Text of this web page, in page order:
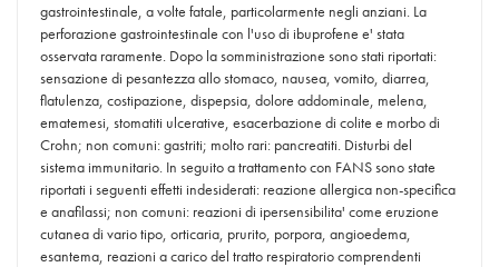
gastrointestinale, a volte fatale, particolarmente negli anziani. La
perforazione gastrointestinale con l'uso di ibuprofene e' stata
osservata raramente. Dopo la somministrazione sono stati riportati:
sensazione di pesantezza allo stomaco, nausea, vomito, diarrea,
flatulenza, costipazione, dispepsia, dolore addominale, melena,
ematemesi, stomatiti ulcerative, esacerbazione di colite e morbo di
Crohn; non comuni: gastriti; molto rari: pancreatiti. Disturbi del
sistema immunitario. In seguito a trattamento con FANS sono state
riportati i seguenti effetti indesiderati: reazione allergica non-specifica
e anafilassi; non comuni: reazioni di ipersensibilita' come eruzione
cutanea di vario tipo, orticaria, prurito, porpora, angioedema,
esantema, reazioni a carico del tratto respiratorio comprendenti